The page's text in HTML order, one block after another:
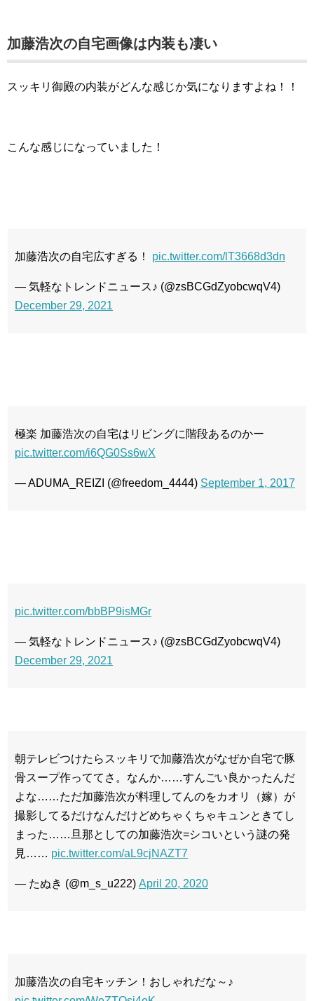
加藤浩次の自宅画像は内装も凄い
スッキリ御殿の内装がどんな感じか気になりますよね！！
こんな感じになっていました！
加藤浩次の自宅広すぎる！ pic.twitter.com/lT3668d3dn
— 気軽なトレンドニュース♪ (@zsBCGdZyobcwqV4)
December 29, 2021
極楽 加藤浩次の自宅はリビングに階段あるのかー
pic.twitter.com/i6QG0Ss6wX
— ADUMA_REIZI (@freedom_4444) September 1, 2017
pic.twitter.com/bbBP9isMGr
— 気軽なトレンドニュース♪ (@zsBCGdZyobcwqV4)
December 29, 2021
朝テレビつけたらスッキリで加藤浩次がなぜか自宅で豚
骨スープ作っててさ。なんか……すんごい良かったんだ
よな……ただ加藤浩次が料理してんのをカオリ（嫁）が
撮影してるだけなんだけどめちゃくちゃキュンときてし
まった……旦那としての加藤浩次=シコいという謎の発
見…… pic.twitter.com/aL9cjNAZT7
— たぬき (@m_s_u222) April 20, 2020
加藤浩次の自宅キッチン！おしゃれだな～♪